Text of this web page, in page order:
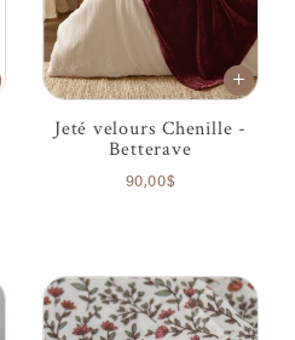
Jeté velours Chenille -
Betterave
90,00$